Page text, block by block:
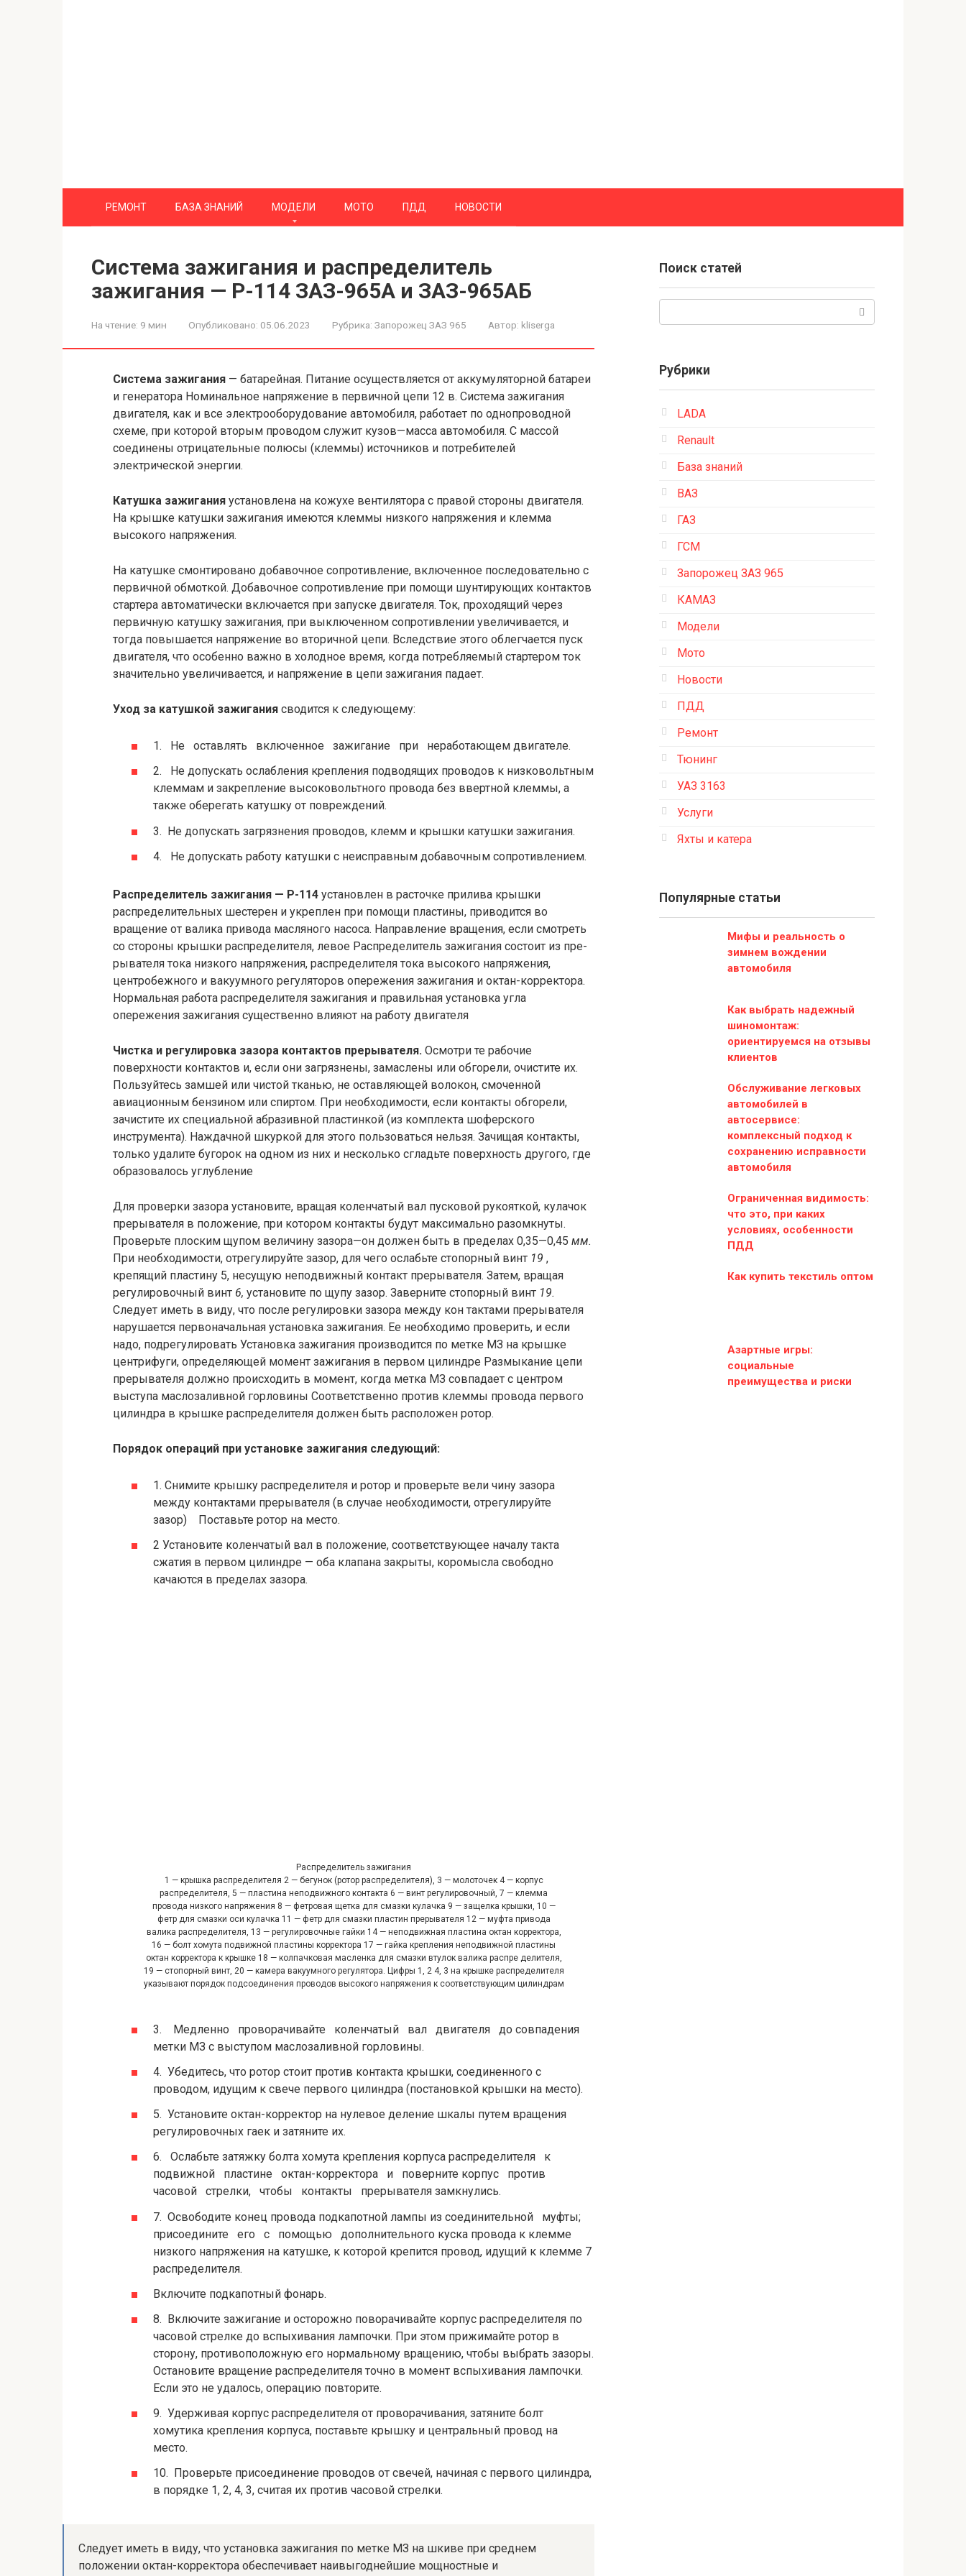
РЕМОНТ БАЗА ЗНАНИЙ МОДЕЛИ МОТО ПДД НОВОСТИ
Система зажигания и распределитель
зажигания — Р-114 ЗАЗ-965А и ЗАЗ-965АБ
На чтение: 9 мин Опубликовано: 05.06.2023 Рубрика: Запорожец ЗАЗ 965 Автор: kliserga
Система зажигания — батарейная. Питание осуществляется от аккумуляторной батареи
и генератора Номинальное напряжение в первичной цепи 12 в. Система зажигания
двигателя, как и все электрооборудование автомобиля, работает по однопроводной
схеме, при которой вторым проводом служит кузов—масса авто­мобиля. С массой
соединены отрицательные полюсы (клеммы) источников и потребителей
электрической энергии.
Катушка зажигания установлена на кожухе вентилятора с пра­вой стороны двигателя.
На крышке катушки зажигания имеются клеммы низкого напряжения и клемма
высокого напряжения.
На катушке смонтировано добавочное сопротивление, включен­ное последовательно с
первичной обмоткой. Добавочное сопро­тивление при помощи шунтирующих контактов
стартера автома­тически включается при запуске двигателя. Ток, проходящий через
первичную катушку зажигания, при выключенном сопротивлении увеличивается, и
тогда повышается напряжение во вторичной цепи. Вследствие этого облегчается пуск
двигателя, что особенно важно в холодное время, когда потребляемый стартером ток
значительно увеличивается, и напряжение в цепи зажигания падает.
Уход за катушкой зажигания сводится к следующему:
1. Не оставлять включенное зажигание при неработающем двигателе.
2. Не допускать ослабления крепления подводящих проводов к низковольтным
клеммам и закрепление высоковольтного провода без ввертной клеммы, а
также оберегать катушку от повреждений.
3. Не допускать загрязнения проводов, клемм и крышки катуш­ки зажигания.
4. Не допускать работу катушки с неисправным добавочным сопротивлением.
Распределитель зажигания — Р-114 установлен в расточке при­лива крышки
распределительных шестерен и укреплен при помощи пластины, приводится во
вращение от валика привода масляного насоса. Направление вращения, если смотреть
со стороны крышки распределителя, левое Распределитель зажигания состоит из пре­
рывателя тока низкого напряжения, распределителя тока высокого напряжения,
центробежного и вакуумного регуляторов опережения зажигания и октан-корректора.
Нормальная работа распределителя зажигания и правильная установка угла
опережения зажигания существенно влияют на работу двигателя
Чистка и регулировка зазора контактов прерывателя. Осмотри­ те рабочие
поверхности контактов и, если они загрязнены, замасле­ны или обгорели, очистите их.
Пользуйтесь замшей или чистой тканью, не оставляющей волокон, смоченной
авиационным бензи­ном или спиртом. При необходимости, если контакты обгорели,
зачистите их специальной абразивной пластинкой (из комплекта шоферского
инструмента). Наждачной шкуркой для этого пользо­ваться нельзя. Зачищая контакты,
только удалите бугорок на одном из них и несколько сгладьте поверхность другого, где
образовалось углубление
Для проверки зазора установите, вращая коленчатый вал пус­ковой рукояткой, кулачок
прерывателя в положение, при котором контакты будут максимально разомкнуты.
Проверьте плоским щупом величину зазора—он должен быть в пределах 0,35—0,45 мм.
При необходимости, отрегулируйте зазор, для чего ослабьте сто­порный винт 19 ,
крепящий пластину 5, несущую непо­движный контакт прерывателя. Затем, вращая
регулировочный винт 6, установите по щупу зазор. Заверните стопорный винт 19.
Следует иметь в виду, что после регулировки зазора между кон тактами прерывателя
нарушается первоначальная установка зажи­гания. Ее необходимо проверить, и если
надо, подрегулировать Установка зажигания производится по метке МЗ на крышке
центри­фуги, определяющей момент зажигания в первом цилиндре Раз­мыкание цепи
прерывателя должно происходить в момент, когда метка МЗ совпадает с центром
выступа маслозаливной горловины Соответственно против клеммы провода первого
цилиндра в крыш­ке распределителя должен быть расположен ротор.
Порядок операций при установке зажигания следующий:
1. Снимите крышку распределителя и ротор и проверьте вели чину зазора
между контактами прерывателя (в случае необходи­мости, отрегулируйте
зазор) Поставьте ротор на место.
2 Установите коленчатый вал в положение, соответствующее началу такта
сжатия в первом цилиндре — оба клапана закрыты, коромысла свободно
качаются в пределах зазора.
Распределитель зажигания
1 — крышка распределителя 2 — бегунок (ротор распре­делителя), 3 — молоточек 4 — корпус
распределителя, 5 — пластина неподвижного контакта 6 — винт регулировоч­ный, 7 — клемма
провода низкого напряжения 8 — фетро­вая щетка для смазки кулачка 9 — защелка крышки, 10 —
фетр для смазки оси кулачка 11 — фетр для смазки пластин прерывателя 12 — муфта привода
валика рас­пределителя, 13 — регулировочные гайки 14 — неподвиж­ная пластина октан корректора,
16 — болт хомута подвижной пластины корректора 17 — гайка крепления неподвижной пластины
октан корректора к крышке 18 — колпачковая масленка для смазки втулок валика распре делителя,
19 — стопорный винт, 20 — камера вакуумного регулятора. Цифры 1, 2 4, 3 на крышке распределителя
указывают порядок подсоединения проводов высокого напряжения к соответствующим цилиндрам
3. Медленно проворачивайте коленчатый вал двигателя до совпадения
метки МЗ с выступом маслозаливной горловины.
4. Убедитесь, что ротор стоит против контакта крышки, соеди­ненного с
проводом, идущим к свече первого цилиндра (постанов­кой крышки на место).
5. Установите октан-корректор на нулевое деление шкалы пу­тем вращения
регулировочных гаек и затяните их.
6. Ослабьте затяжку болта хомута крепления корпуса распре­делителя к
подвижной пластине октан-корректора и поверните корпус против
часовой стрелки, чтобы контакты прерывателя замкнулись.
7. Освободите конец провода подкапотной лампы из соедини­тельной муфты;
присоедините его с помощью дополнительного куска провода к клемме
низкого напряжения на катушке, к кото­рой крепится провод, идущий к клемме 7
распределителя.
Включите подкапотный фонарь.
8. Включите зажигание и осторожно поворачивайте корпус рас­пределителя по
часовой стрелке до вспыхивания лампочки. При этом прижимайте ротор в
сторону, противоположную его нормаль­ному вращению, чтобы выбрать зазоры.
Остановите вращение рас­пределителя точно в момент вспыхивания лампочки.
Если это не удалось, операцию повторите.
9. Удерживая корпус распределителя от проворачивания, затя­ните болт
хомутика крепления корпуса, поставьте крышку и цен­тральный провод на
место.
10. Проверьте присоединение проводов от свечей, начиная с пер­вого цилиндра,
в порядке 1, 2, 4, 3, считая их против часовой стрелки.
Следует иметь в виду, что установка зажигания по метке МЗ на шкиве при среднем
положении октан-корректора обеспечивает наивыгоднейшие мощностные и
Поиск статей
Рубрики
LADA
Renault
База знаний
ВАЗ
ГАЗ
ГСМ
Запорожец ЗАЗ 965
КАМАЗ
Модели
Мото
Новости
ПДД
Ремонт
Тюнинг
УАЗ 3163
Услуги
Яхты и катера
Популярные статьи
Мифы и реальность о
зимнем вождении
автомобиля
Как выбрать надежный
шиномонтаж:
ориентируемся на отзывы
клиентов
Обслуживание легковых
автомобилей в
автосервисе:
комплексный подход к
сохранению исправности
автомобиля
Ограниченная видимость:
что это, при каких
условиях, особенности
ПДД
Как купить текстиль оптом
Азартные игры:
социальные
преимущества и риски